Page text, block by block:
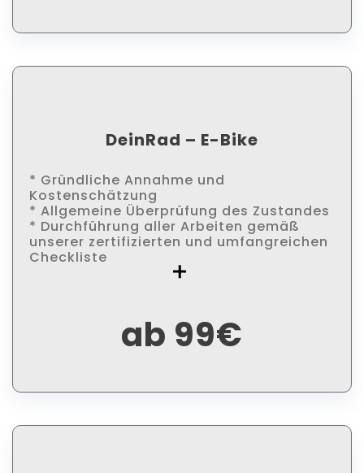
DeinRad – E-Bike
* Gründliche Annahme und
Kostenschätzung
* Allgemeine Überprüfung des Zustandes
* Durchführung aller Arbeiten gemäß
unserer zertifizierten und umfangreichen
Checkliste
ab 99€